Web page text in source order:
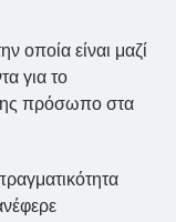
οποία είναι μαζί
για το
της πρόσωπο στα